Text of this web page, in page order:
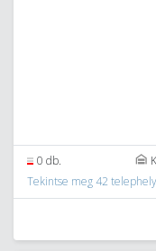
0 db.
Tekintse meg 42